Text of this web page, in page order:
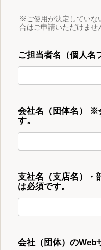
※ご使用が決定していな
合はご申請いただけませ
ご担当者名（個人名
会社名（団体名） ※
す。
支社名（支店名）
は必須です。
会社（団体）のWeb